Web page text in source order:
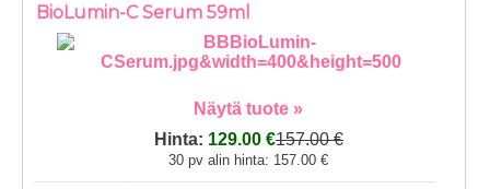
BioLumin-C Serum 59ml
Näytä tuote »
Hinta: 129.00 €157.00 €
30 pv alin hinta: 157.00 €